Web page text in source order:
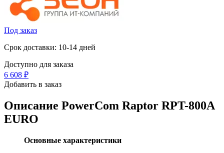
Под заказ
Срок доставки: 10-14 дней
Доступно для заказа
6 608 ₽
Добавить в заказ
Описание PowerCom Raptor RPT-800A
EURO
Основные характеристики